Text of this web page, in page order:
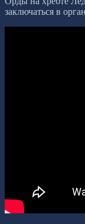
заключаться в